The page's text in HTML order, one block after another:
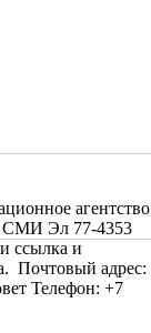
агентство
СМИ Эл 77-4353
ссылка и
Почтовый адрес:
Телефон: +7